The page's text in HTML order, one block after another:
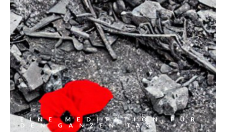
EINE MEDITATION FÜR
DEN GANZEN TAG